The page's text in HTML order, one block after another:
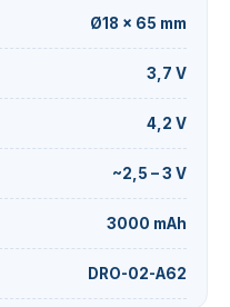
Ø18 × 65 mm
3,7 V
4,2 V
~2,5 – 3 V
3000 mAh
DRO-02-A62